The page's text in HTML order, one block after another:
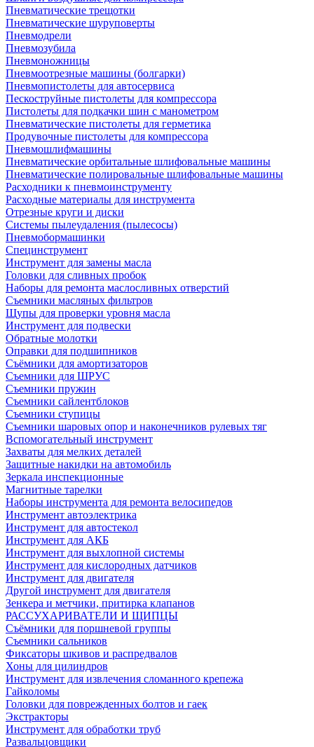
Пневматические трещотки
Пневматические шуруповерты
Пневмодрели
Пневмозубила
Пневмоножницы
Пневмоотрезные машины (болгарки)
Пневмопистолеты для автосервиса
Пескоструйные пистолеты для компрессора
Пистолеты для подкачки шин с манометром
Пневматические пистолеты для герметика
Продувочные пистолеты для компрессора
Пневмошлифмашины
Пневматические орбитальные шлифовальные машины
Пневматические полировальные шлифовальные машины
Расходники к пневмоинструменту
Расходные материалы для инструмента
Отрезные круги и диски
Системы пылеудаления (пылесосы)
Пневмобормашинки
Специнструмент
Инструмент для замены масла
Головки для сливных пробок
Наборы для ремонта маслосливных отверстий
Съемники масляных фильтров
Щупы для проверки уровня масла
Инструмент для подвески
Обратные молотки
Оправки для подшипников
Съёмники для амортизаторов
Съемники для ШРУС
Съемники пружин
Съемники сайлентблоков
Съемники ступицы
Съемники шаровых опор и наконечников рулевых тяг
Вспомогательный инструмент
Захваты для мелких деталей
Защитные накидки на автомобиль
Зеркала инспекционные
Магнитные тарелки
Наборы инструмента для ремонта велосипедов
Инструмент автоэлектрика
Инструмент для автостекол
Инструмент для АКБ
Инструмент для выхлопной системы
Инструмент для кислородных датчиков
Инструмент для двигателя
Другой инструмент для двигателя
Зенкера и метчики, притирка клапанов
РАССУХАРИВАТЕЛИ И ЩИПЦЫ
Съёмники для поршневой группы
Съемники сальников
Фиксаторы шкивов и распредвалов
Хоны для цилиндров
Инструмент для извлечения сломанного крепежа
Гайколомы
Головки для поврежденных болтов и гаек
Экстракторы
Инструмент для обработки труб
Развальцовщики